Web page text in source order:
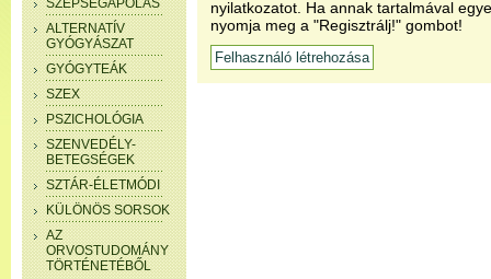
SZÉPSÉGÁPOLÁS
ALTERNATÍV
GYÓGYÁSZAT
GYÓGYTEÁK
SZEX
PSZICHOLÓGIA
SZENVEDÉLY-
BETEGSÉGEK
SZTÁR-ÉLETMÓDI
KÜLÖNÖS SORSOK
AZ
ORVOSTUDOMÁNY
TÖRTÉNETÉBŐL
nyilatkozatot. Ha annak tartalmával
nyomja meg a "Regisztrálj!" gombot!